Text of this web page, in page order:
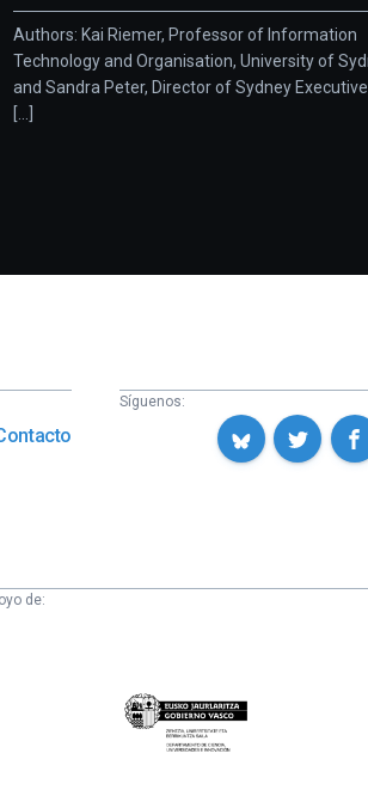
Authors: Kai Riemer, Professor of Information
Technology and Organisation, University of
and Sandra Peter, Director of Sydney
[...]
Síguenos:
de:
Eusko
Jaurlaritza